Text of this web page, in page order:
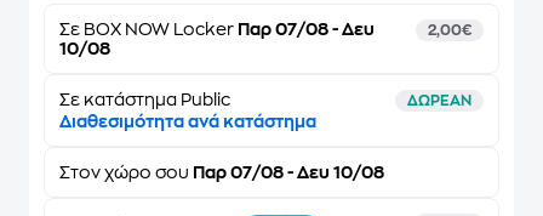
Σε BOX NOW Locker Παρ 07/08 - Δευ
10/08
2,00€
Σε κατάστημα Public ΔΩΡΕΑΝ
Διαθεσιμότητα ανά κατάστημα
Στον χώρο σου Παρ 07/08 - Δευ 10/08